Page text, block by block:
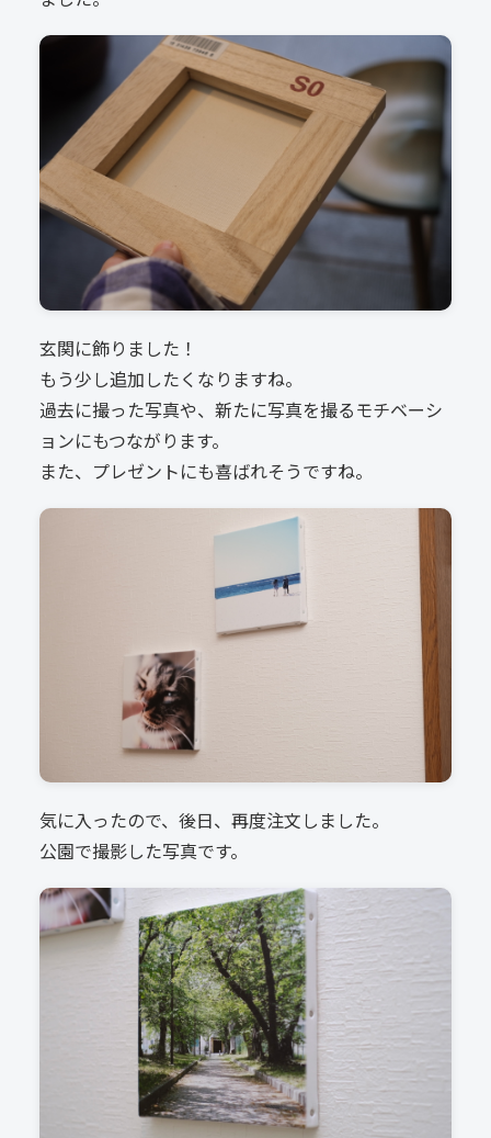
玄関に飾りました！
もう少し追加したくなりますね。
過去に撮った写真や、新たに写真を撮るモチベーシ
ョンにもつながります。
また、プレゼントにも喜ばれそうですね。
気に入ったので、後日、再度注文しました。
公園で撮影した写真です。